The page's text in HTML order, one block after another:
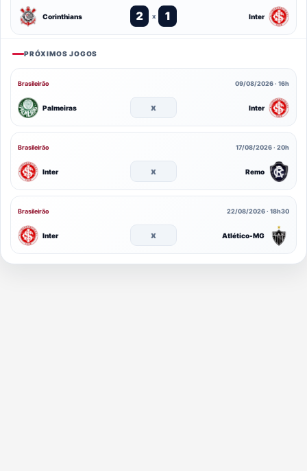
Corinthians 2 x 1 Inter
PRÓXIMOS JOGOS
Brasileirão 09/08/2026 · 16h
Palmeiras x Inter
Brasileirão 17/08/2026 · 20h
Inter x Remo
Brasileirão 22/08/2026 · 18h30
Inter x Atlético-MG